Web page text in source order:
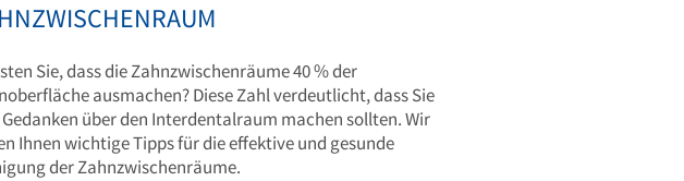
Sie, dass die Zahnzwischenräume 40 % der
ausmachen? Diese Zahl verdeutlicht, dass Sie
über den Interdentalraum machen sollten. Wir
Ihnen wichtige Tipps für die effektive und gesunde
der Zahnzwischenräume.